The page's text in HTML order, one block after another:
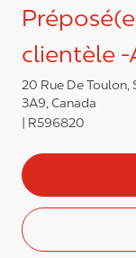
clientèle -
20 Rue De Toulon,
3A9, Canada
R596820